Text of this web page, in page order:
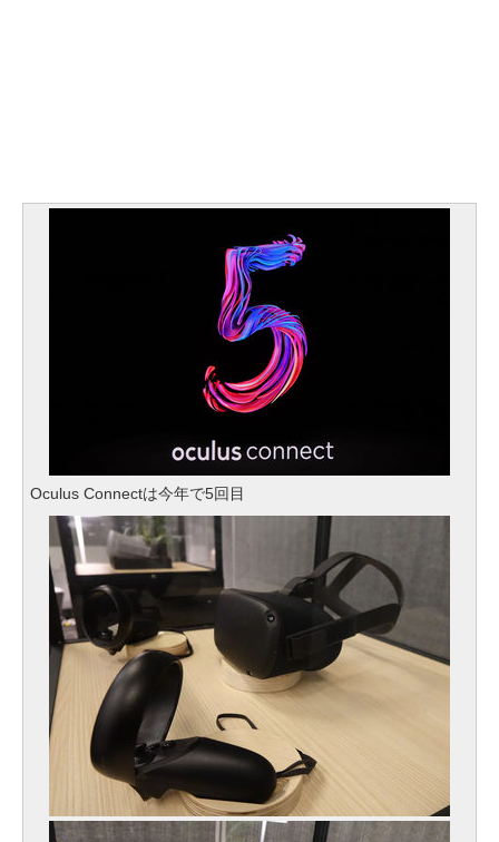
Oculus Connectは今年で5回目